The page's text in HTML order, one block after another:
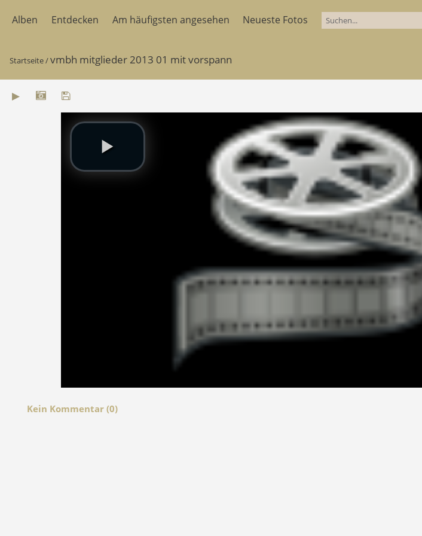
Alben Entdecken Am häufigsten angesehen Neueste Fotos
Startseite/vmbh mitglieder 2013 01 mit vorspann
Kein Kommentar (0)